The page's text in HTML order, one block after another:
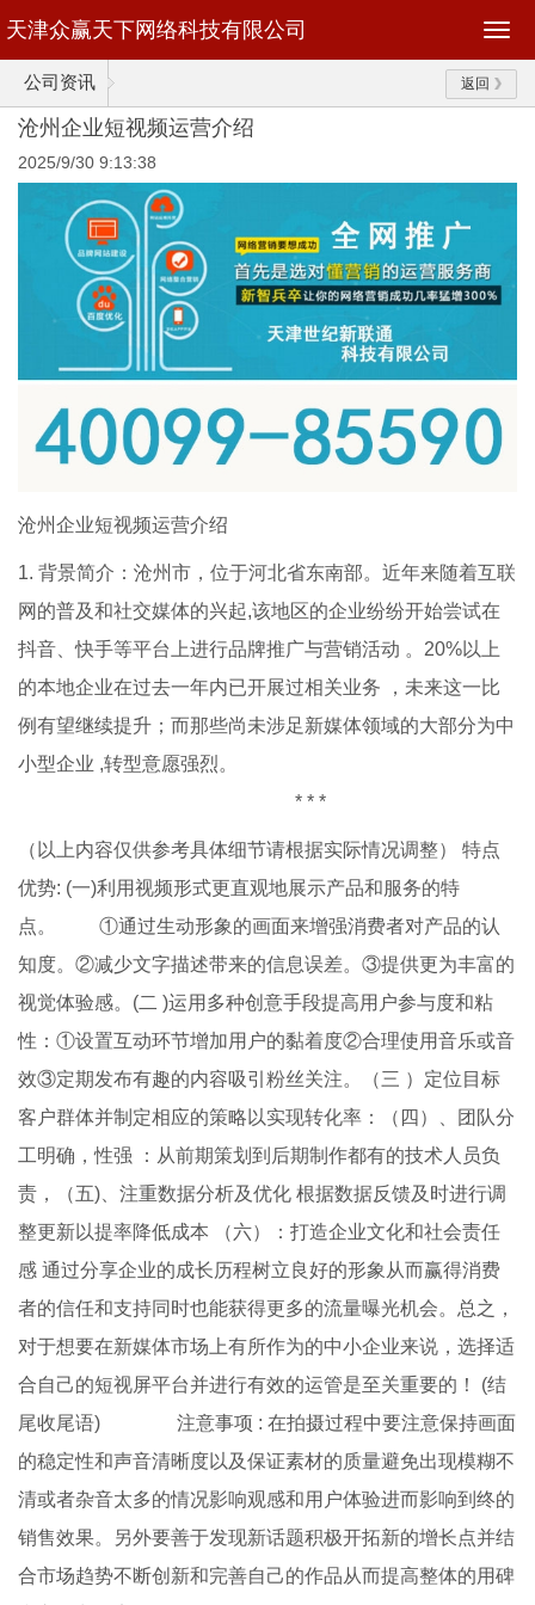
天津众赢天下网络科技有限公司
公司资讯 返回
沧州企业短视频运营介绍
2025/9/30 9:13:38
沧州企业短视频运营介绍
1. 背景简介：沧州市，位于河北省东南部。近年来随着互联
网的普及和社交媒体的兴起,该地区的企业纷纷开始尝试在
抖音、快手等平台上进行品牌推广与营销活动 。20%以上
的本地企业在过去一年内已开展过相关业务 ，未来这一比
例有望继续提升；而那些尚未涉足新媒体领域的大部分为中
小型企业 ,转型意愿强烈。
* * *
（以上内容仅供参考具体细节请根据实际情况调整） 特点
优势: (一)利用视频形式更直观地展示产品和服务的特
点。 ①通过生动形象的画面来增强消费者对产品的认
知度。②减少文字描述带来的信息误差。③提供更为丰富的
视觉体验感。(二 )运用多种创意手段提高用户参与度和粘
性：①设置互动环节增加用户的黏着度②合理使用音乐或音
效③定期发布有趣的内容吸引粉丝关注。（三 ）定位目标
客户群体并制定相应的策略以实现转化率：（四）、团队分
工明确，性强 ：从前期策划到后期制作都有的技术人员负
责，（五)、注重数据分析及优化 根据数据反馈及时进行调
整更新以提率降低成本 （六）：打造企业文化和社会责任
感 通过分享企业的成长历程树立良好的形象从而赢得消费
者的信任和支持同时也能获得更多的流量曝光机会。总之，
对于想要在新媒体市场上有所作为的中小企业来说，选择适
合自己的短视屏平台并进行有效的运管是至关重要的！ (结
尾收尾语) 注意事项 : 在拍摄过程中要注意保持画面
的稳定性和声音清晰度以及保证素材的质量避免出现模糊不
清或者杂音太多的情况影响观感和用户体验进而影响到终的
销售效果。另外要善于发现新话题积极开拓新的增长点并结
合市场趋势不断创新和完善自己的作品从而提高整体的用碑